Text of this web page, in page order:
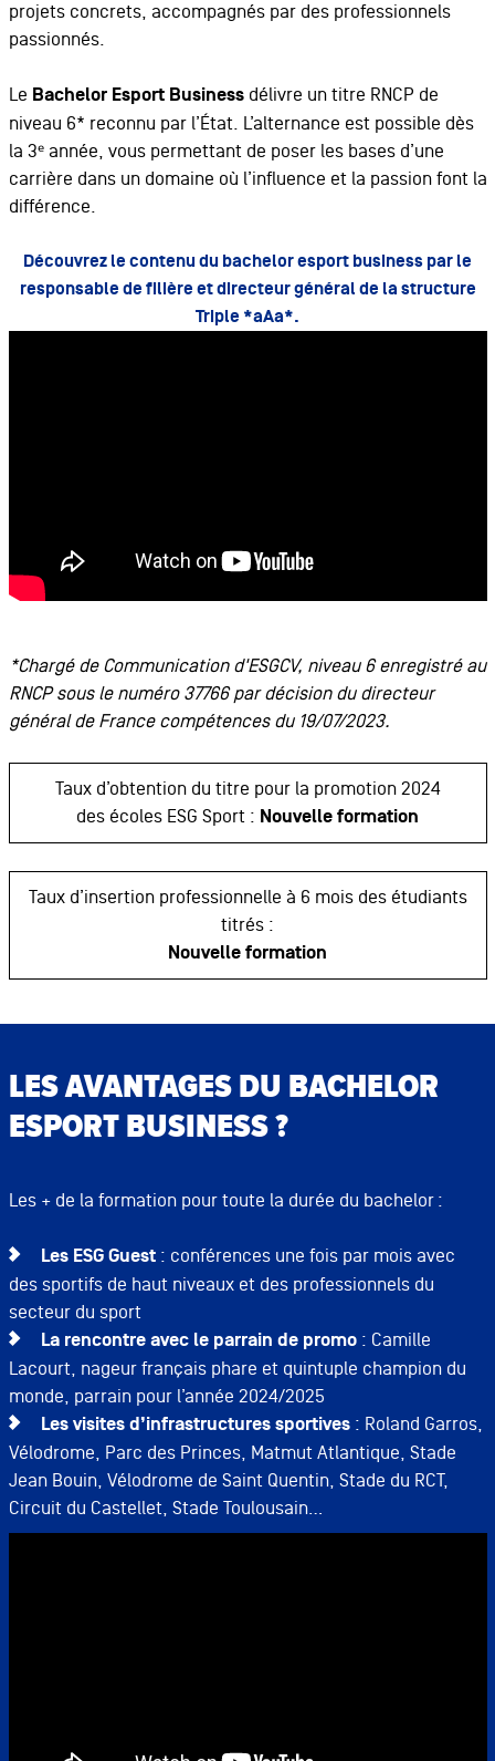
projets concrets, accompagnés par des professionnels
passionnés.
Le Bachelor Esport Businessdélivre un titre RNCP de
niveau 6* reconnu par l’État. L’alternance est possible dès
la 3ᵉ année, vous permettant de poser les bases d’une
carrière dans un domaine où l’influence et la passion font la
différence.
Découvrez le contenu du bachelor esport business par le
responsable de filière et directeur général de la structure
Triple *aAa*.
*Chargé de Communication d'ESGCV, niveau 6 enregistré au
RNCP sous le numéro 37766 par décision du directeur
général de France compétences du 19/07/2023.
Taux d’obtention du titre pour la promotion 2024
des écoles ESG Sport : Nouvelle formation
Taux d’insertion professionnelle à 6 mois des étudiants
titrés :
Nouvelle formation
LES AVANTAGES DU BACHELOR
ESPORT BUSINESS ?
Les + de la formation pour toute la durée du bachelor :
Les ESG Guest: conférences une fois par mois avec
des sportifs de haut niveaux et des professionnels du
secteur du sport
La rencontre avec le parrain de promo: Camille
Lacourt, nageur français phare et quintuple champion du
monde, parrain pour l’année 2024/2025
Les visites d’infrastructures sportives: Roland Garros,
Vélodrome, Parc des Princes, Matmut Atlantique, Stade
Jean Bouin, Vélodrome de Saint Quentin, Stade du RCT,
Circuit du Castellet, Stade Toulousain…